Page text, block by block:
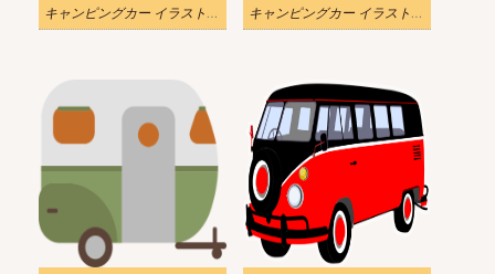
キャンピングカー イラスト 無料 キャンピングカー イラスト 背景透明1